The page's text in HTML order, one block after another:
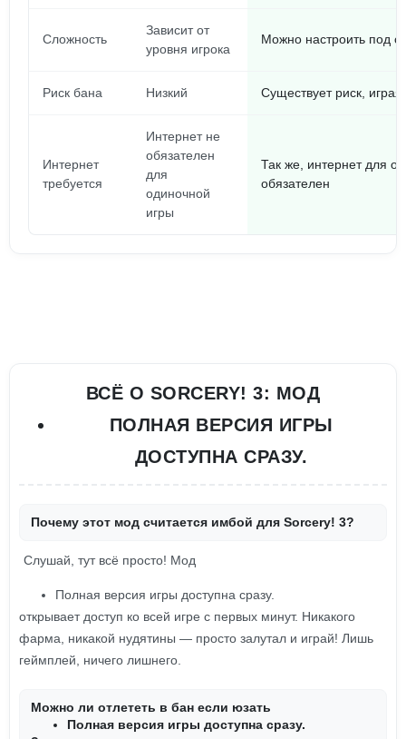
Сложность
Зависит от
уровня игрока
Можно настроить под
Риск бана Низкий Существует риск,
Интернет
требуется
Интернет не
обязателен
для
одиночной
игры
Так же, интернет для
обязателен
ВСЁ О SORCERY! 3: МОД
ПОЛНАЯ ВЕРСИЯ ИГРЫ
ДОСТУПНА СРАЗУ.
Почему этот мод считается имбой для Sorcery! 3?
Слушай, тут всё просто! Мод
Полная версия игры доступна сразу.
открывает доступ ко всей игре с первых минут. Никакого
фарма, никакой нудятины — просто залутал и играй! Лишь
геймплей, ничего лишнего.
Можно ли отлететь в бан если юзать
Полная версия игры доступна сразу.